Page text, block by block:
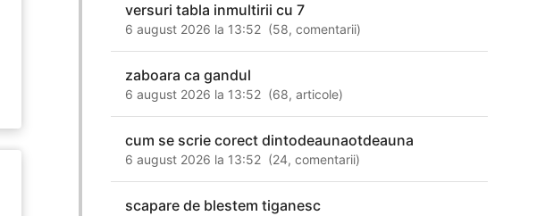
versuri tabla inmultirii cu 7
6 august 2026 la 13:52 (58,comentarii)
zaboara ca gandul
6 august 2026 la 13:52 (68,articole)
cum se scrie corect dintodeaunaotdeauna
6 august 2026 la 13:52 (24,comentarii)
scapare de blestem tiganesc